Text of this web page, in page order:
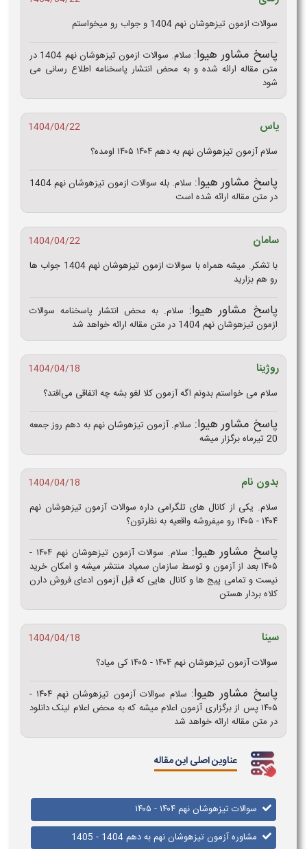
سوالات ازمون تیزهوشان نهم 1404 و جواب رو میخواستم
پاسخ مشاور هیوا:
سلام. سوالات ازمون تیزهوشان نهم 1404 در
متن مقاله ارائه شده و به محض انتشار پاسخنامه اطلاع رسانی می
شود
یاس
1404/04/22
سلام آزمون تیزهوشان نهم به دهم ۱۴۰۴ ۱۴۰۵ اومده؟
پاسخ مشاور هیوا:
سلام. بله سوالات ازمون تیزهوشان نهم 1404
در متن مقاله ارائه شده است
سامان
1404/04/22
با تشکر. میشه همراه با سوالات ازمون تیزهوشان نهم 1404 جواب ها
رو هم بزارید
پاسخ مشاور هیوا: سلام. به محض انتشار پاسخنامه سوالات
ازمون تیزهوشان نهم 1404 در متن مقاله ارائه خواهد شد
روژینا
1404/04/18
سلام می خواستم بدونم اگه آزمون کلا لغو بشه چه اتفاقی می‌افتد؟
پاسخ مشاور هیوا: سلام. آزمون تیزهوشان نهم به دهم روز جمعه
20 تیرماه برگزار میشه
بدون نام
1404/04/18
سلام. یکی از کانال های تلگرامی داره سوالات آزمون تیزهوشان نهم
۱۴۰۴ - ۱۴۰۵ رو میفروشه واقعیه به نظرتون؟
پاسخ مشاور هیوا:
سلام. سوالات آزمون تیزهوشان نهم ۱۴۰۴ -
۱۴۰۵ بعد از آزمون و توسط سازمان سمپاد منتشر میشه و امکان خرید
نیست و تمامی پیج ها و کانال هایی که قبل آزمون ادعای فروش دارن
کلاه بردار هستن
سینا
1404/04/18
سوالات آزمون تیزهوشان نهم ۱۴۰۴ - ۱۴۰۵ کی میاد؟
پاسخ مشاور هیوا:
سلام سوالات آزمون تیزهوشان نهم ۱۴۰۴ -
۱۴۰۵ پس از برگزاری آزمون اعلام میشه که به محض اعلام لینک دانلود
در متن مقاله ارائه خواهد شد
عناوین اصلی این مقاله
سوالات تیزهوشان نهم ۱۴۰۴ - ۱۴۰۵
مشاوره آزمون تیزهوشان نهم به دهم 1404 - 1405